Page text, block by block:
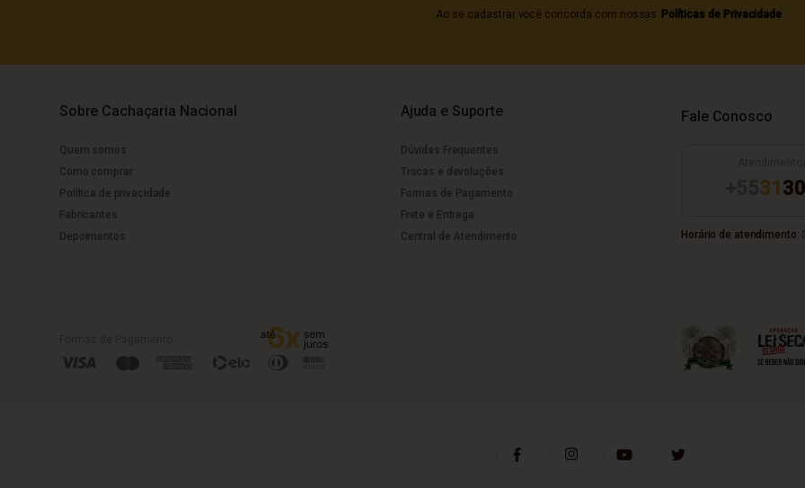
Ao se cadastrar você concorda com nossas Políticas de Privacidade
Sobre Cachaçaria Nacional
Quem somos
Como comprar
Política de privacidade
Fabricantes
Depoimentos
Ajuda e Suporte
Dúvidas Frequentes
Trocas e devoluções
Formas de Pagamento
Frete e Entrega
Central de Atendimento
Fale Conosco
31
Horário de atendimento: